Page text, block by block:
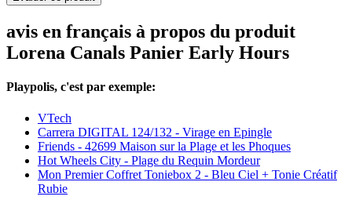
avis en français à propos du produit
Lorena Canals Panier Early Hours
Playpolis, c'est par exemple:
VTech
Carrera DIGITAL 124/132 - Virage en Epingle
Friends - 42699 Maison sur la Plage et les Phoques
Hot Wheels City - Plage du Requin Mordeur
Mon Premier Coffret Toniebox 2 - Bleu Ciel + Tonie Créatif
Rubie